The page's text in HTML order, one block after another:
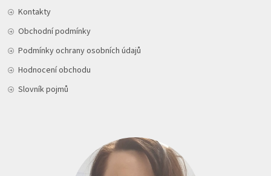
Kontakty
Obchodní podmínky
Podmínky ochrany osobních údajů
Hodnocení obchodu
Slovník pojmů